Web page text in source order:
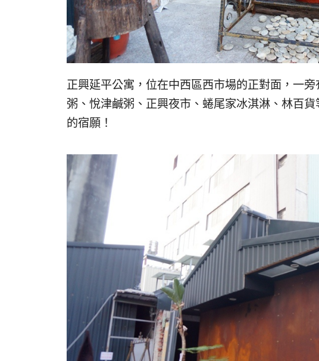
正興延平公寓，位在中西區西市場的正對面，一
粥、悅津鹹粥、正興夜市、蜷尾家冰淇淋、林百
的宿願！